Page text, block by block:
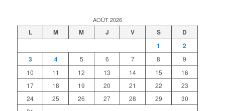
AOÛT 2026
L M M J V S
D
1
2
3
4 5 6 7 8
9
10
11 12 13 14 15
16
17
18 19 20 21 22
23
24
25 26 27 28 29
30